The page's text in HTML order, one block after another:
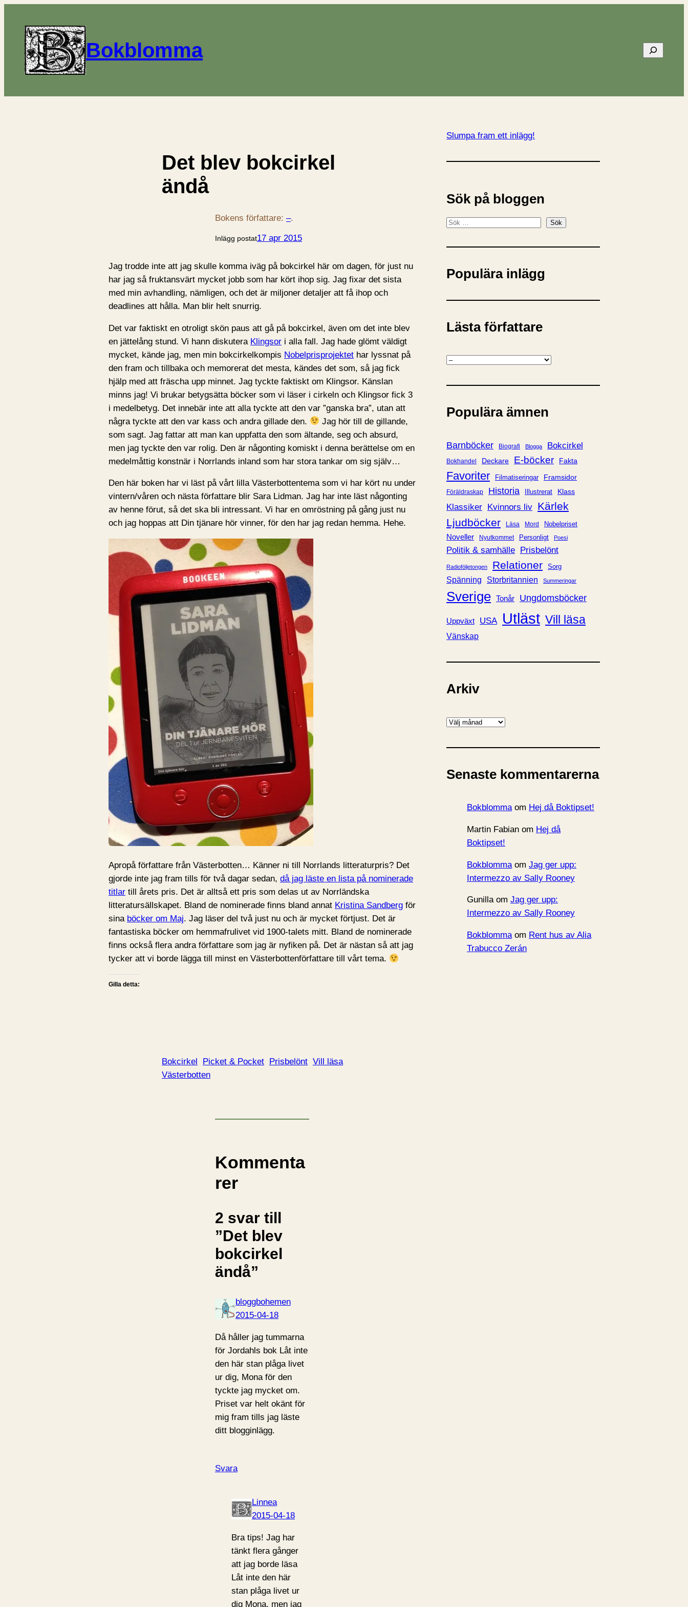
Bokblomma Sök
Det blev bokcirkel
ändå
Bokens författare: –.
Inlägg postat17 apr 2015
Jag trodde inte att jag skulle komma iväg på bokcirkel här om dagen, för just nu
har jag så fruktansvärt mycket jobb som har kört ihop sig. Jag fixar det sista
med min avhandling, nämligen, och det är miljoner detaljer att få ihop och
deadlines att hålla. Man blir helt snurrig.
Det var faktiskt en otroligt skön paus att gå på bokcirkel, även om det inte blev
en jättelång stund. Vi hann diskutera Klingsor i alla fall. Jag hade glömt väldigt
mycket, kände jag, men min bokcirkelkompis Nobelprisprojektet har lyssnat på
den fram och tillbaka och memorerat det mesta, kändes det som, så jag fick
hjälp med att fräscha upp minnet. Jag tyckte faktiskt om Klingsor. Känslan
minns jag! Vi brukar betygsätta böcker som vi läser i cirkeln och Klingsor fick 3
i medelbetyg. Det innebär inte att alla tyckte att den var ”ganska bra”, utan att
några tyckte att den var kass och andra gillade den.
Jag hör till de gillande,
som sagt. Jag fattar att man kan uppfatta den som ältande, seg och absurd,
men jag tyckte den var rolig. Den är någonting komiskt i denna berättelse om en
medelmåttig konstnär i Norrlands inland som har stora tankar om sig själv…
Den här boken har vi läst på vårt lilla Västerbottentema som vi har kört nu under
vintern/våren och nästa författare blir Sara Lidman. Jag har inte läst någonting
av henne förut, så det ska bli intressant. Vi har en omröstning på gång just nu
och jag hoppas att Din tjänare hör vinner, för den har jag redan hemma. Hehe.
Apropå författare från Västerbotten… Känner ni till Norrlands litteraturpris? Det
gjorde inte jag fram tills för två dagar sedan, då jag läste en lista på nominerade
titlar till årets pris. Det är alltså ett pris som delas ut av Norrländska
litteratursällskapet. Bland de nominerade finns bland annat Kristina Sandberg för
sina böcker om Maj. Jag läser del två just nu och är mycket förtjust. Det är
fantastiska böcker om hemmafrulivet vid 1900-talets mitt. Bland de nominerade
finns också flera andra författare som jag är nyfiken på. Det är nästan så att jag
tycker att vi borde lägga till minst en Västerbottenförfattare till vårt tema.
Gilla detta:
Bokcirkel Picket & Pocket Prisbelönt Vill läsa
Västerbotten
Kommenta
rer
2 svar till
”Det blev
bokcirkel
ändå”
bloggbohemen
2015-04-18
Då håller jag tummarna
för Jordahls bok Låt inte
den här stan plåga livet
ur dig, Mona för den
tyckte jag mycket om.
Priset var helt okänt för
mig fram tills jag läste
ditt blogginlägg.
Svara
Linnea
2015-04-18
Bra tips! Jag har
tänkt flera gånger
att jag borde läsa
Låt inte den här
stan plåga livet ur
dig Mona, men jag
Slumpa fram ett inlägg!
Sök på bloggen
S
k
Sök
Populära inlägg
Lästa författare
K
t
g
i
e
r
Populära ämnen
Barnböcker Biografi Blogga Bokcirkel
Bokhandel Deckare E-böcker Fakta
Favoriter Filmatiseringar Framsidor
Föräldraskap Historia Illustrerat Klass
Klassiker Kvinnors liv Kärlek
Ljudböcker
Läsa Mord Nobelpriset
Noveller Nyutkommet Personligt Poesi
Politik & samhälle Prisbelönt
Radioföljetongen Relationer Sorg
Spänning Storbritannien Summeringar
Sverige Tonår Ungdomsböcker
Uppväxt USA Utläst Vill läsa
Vänskap
Arkiv
A
k
v
Senaste kommentarerna
Bokblommaom Hej då Boktipset!
Martin Fabian om Hej då
Boktipset!
Bokblomma om Jag ger upp:
Intermezzo av Sally Rooney
Gunillaom Jag ger upp:
Intermezzo av Sally Rooney
Bokblommaom Rent hus av Alia
Trabucco Zerán